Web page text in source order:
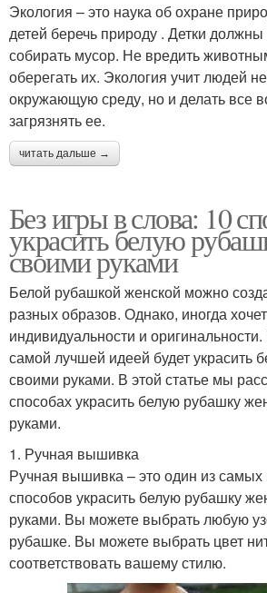
Экология – это наука об охране
детей беречь природу . Детки
собирать мусор. Не вредить
оберегать их. Экология учит людей
окружающую среду, но и делать все
загрязнять ее.
читать дальше →
Без игры в слова: 10
украсить белую
своими руками
Белой рубашкой женской можно
разных образов. Однако, иногда
индивидуальности и
самой лучшей идеей будет украсить
своими руками. В этой статье мы
способах украсить белую рубашку
руками.
1. Ручная вышивка
Ручная вышивка – это один из
способов украсить белую рубашку
руками. Вы можете выбрать любую
рубашке. Вы можете выбрать цвет
соответствовать вашему стилю.